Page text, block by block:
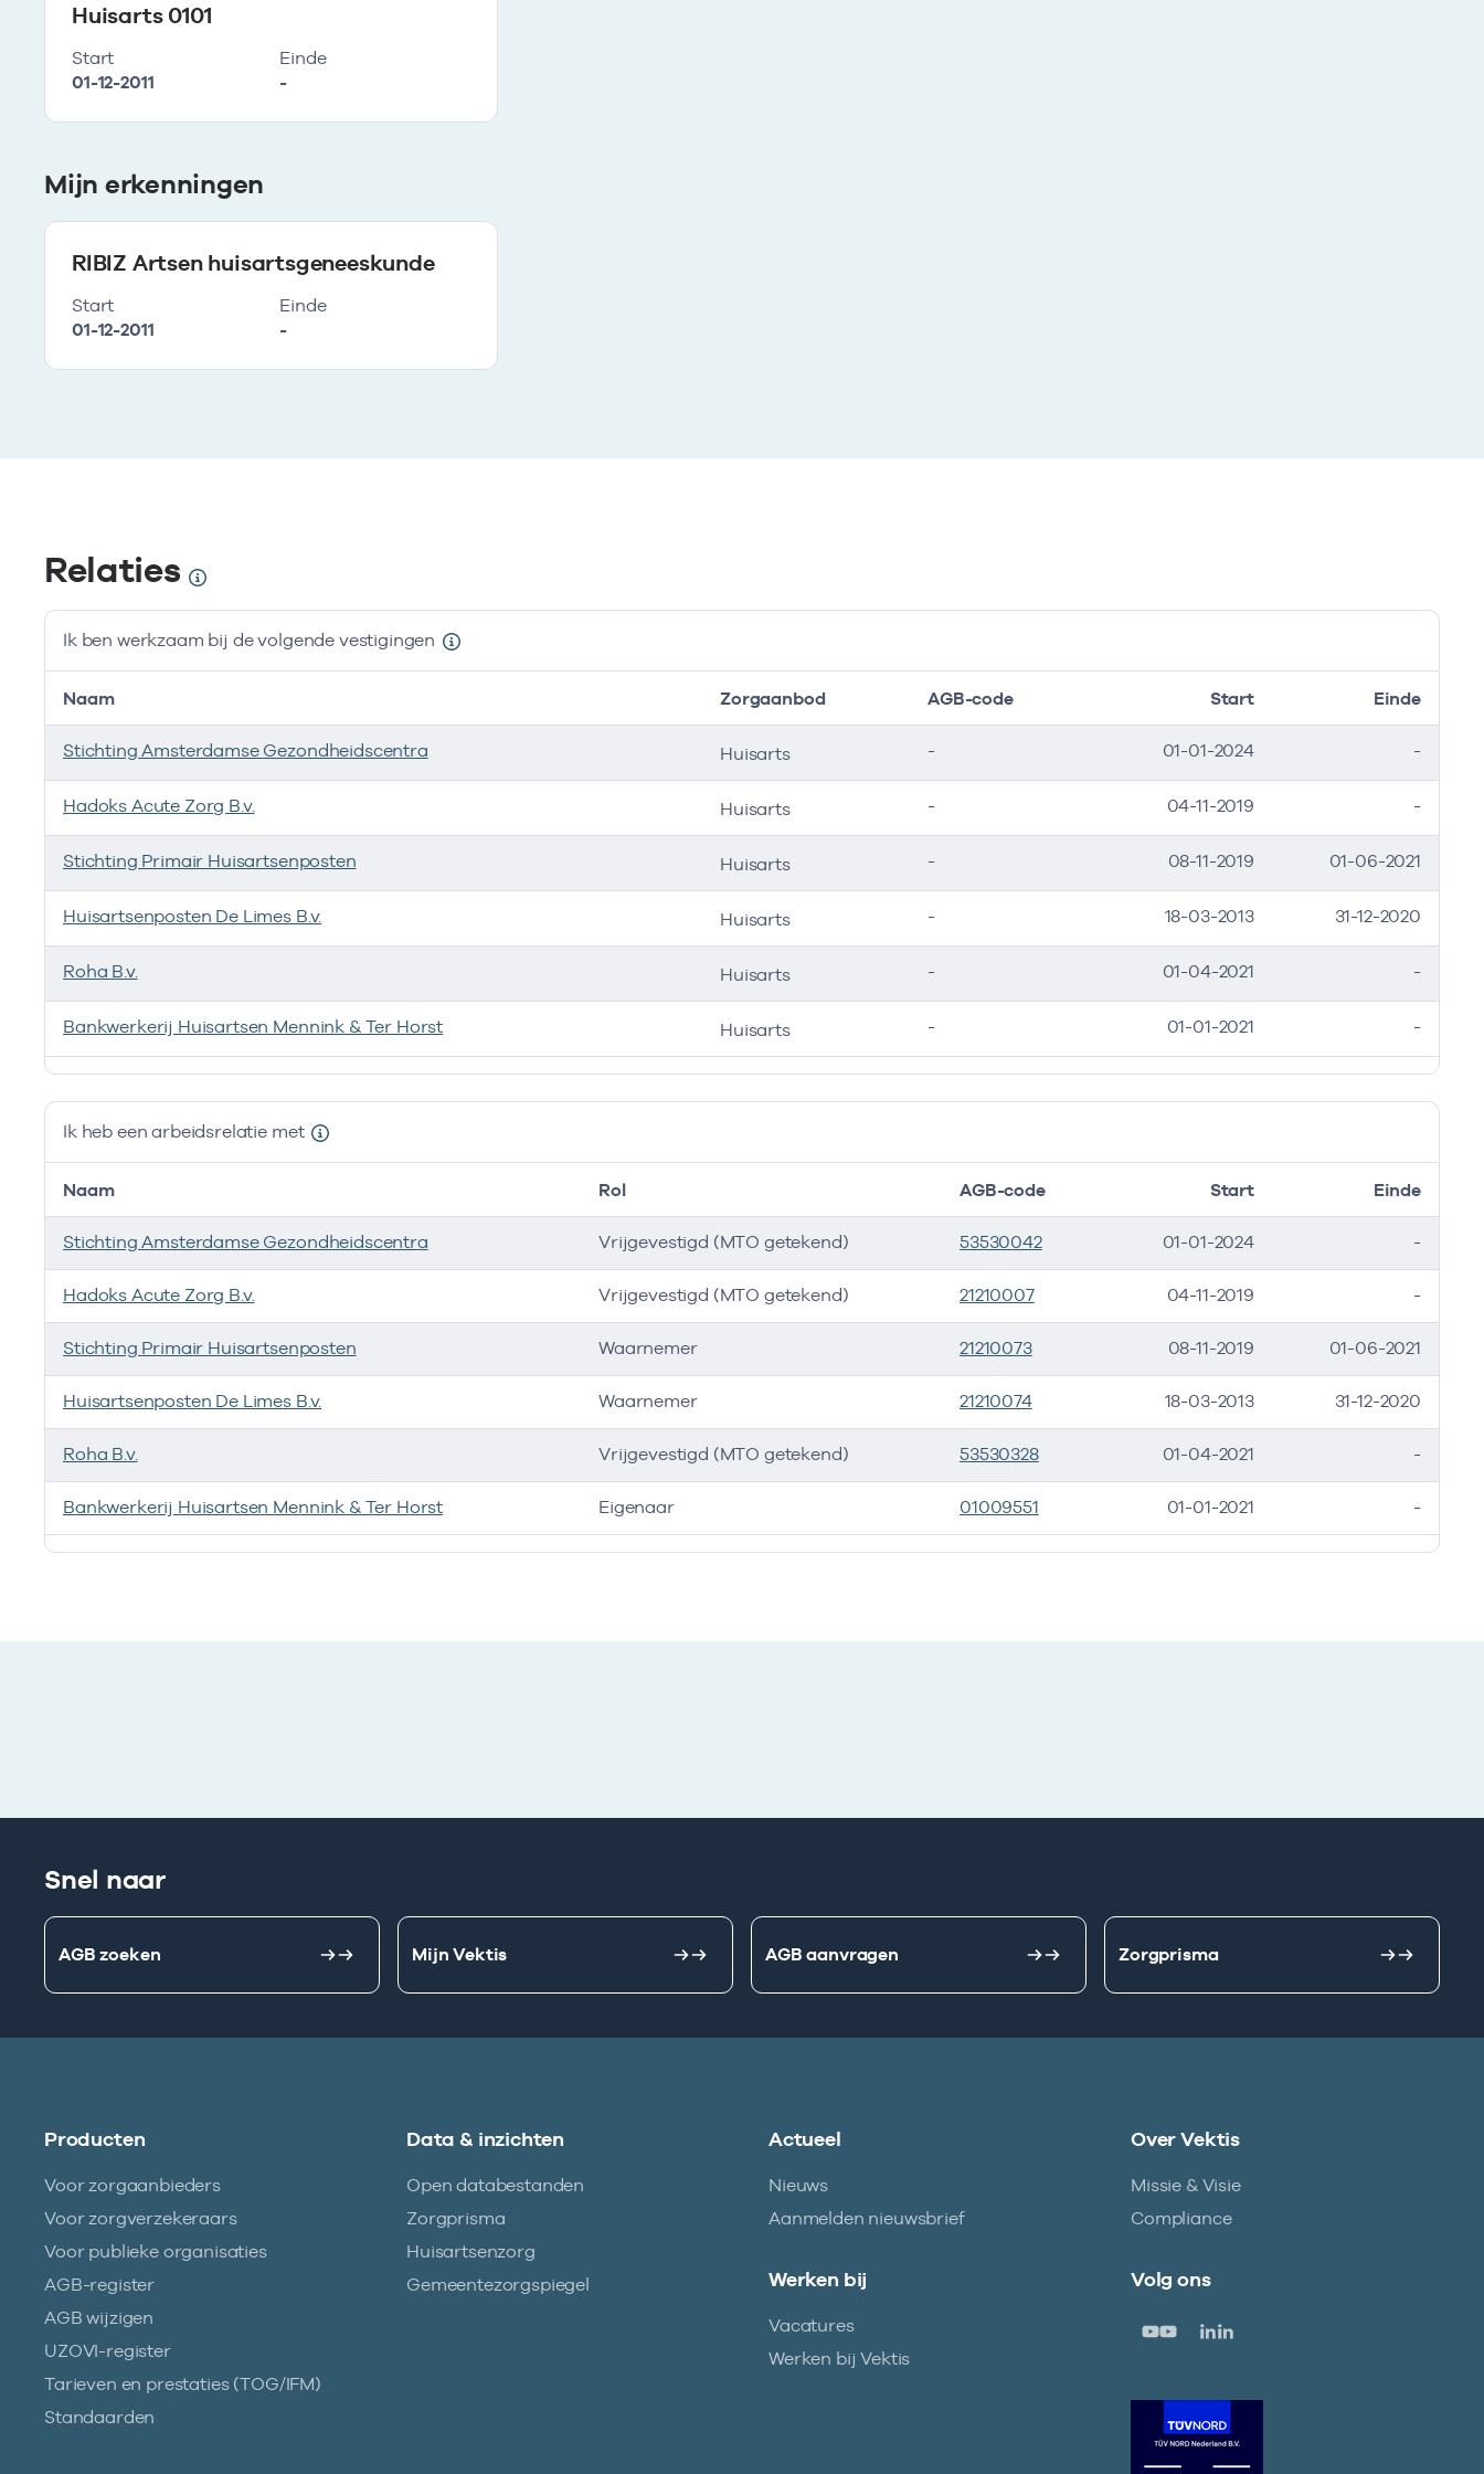
Huisarts 0101
Start
01-12-2011
Einde
-
Mijn erkenningen
RIBIZ Artsen huisartsgeneeskunde
Start
01-12-2011
Einde
-
Relaties
Ik ben werkzaam bij de volgende vestigingen
Ik ben werkzaam bij de volgende vestigingen
Naam Zorgaanbod AGB-code Start Einde
Stichting Amsterdamse Gezondheidscentra Huisarts - 01-01-2024 -
Hadoks Acute Zorg B.v. Huisarts - 04-11-2019 -
Stichting Primair Huisartsenposten Huisarts - 08-11-2019 01-06-2021
Huisartsenposten De Limes B.v. Huisarts - 18-03-2013 31-12-2020
Roha B.v. Huisarts - 01-04-2021 -
Bankwerkerij Huisartsen Mennink & Ter Horst Huisarts - 01-01-2021 -
Ik heb een arbeidsrelatie met
Ik heb een arbeidsrelatie met
Naam Rol AGB-code Start Einde
Stichting Amsterdamse Gezondheidscentra Vrijgevestigd (MTO getekend) 53530042 01-01-2024 -
Hadoks Acute Zorg B.v. Vrijgevestigd (MTO getekend) 21210007 04-11-2019 -
Stichting Primair Huisartsenposten Waarnemer 21210073 08-11-2019 01-06-2021
Huisartsenposten De Limes B.v. Waarnemer 21210074 18-03-2013 31-12-2020
Roha B.v. Vrijgevestigd (MTO getekend) 53530328 01-04-2021 -
Bankwerkerij Huisartsen Mennink & Ter Horst Eigenaar 01009551 01-01-2021 -
Snel naar
AGB zoeken Mijn Vektis AGB aanvragen Zorgprisma
Producten
Voor zorgaanbieders
Voor zorgverzekeraars
Voor publieke organisaties
AGB-register
AGB wijzigen
UZOVI-register
Tarieven en prestaties (TOG/IFM)
Standaarden
Data & inzichten
Open databestanden
Zorgprisma
Huisartsenzorg
Gemeentezorgspiegel
Actueel
Nieuws
Aanmelden nieuwsbrief
Over Vektis
Missie & Visie
Compliance
Werken bij
Vacatures
Werken bij Vektis
Volg ons